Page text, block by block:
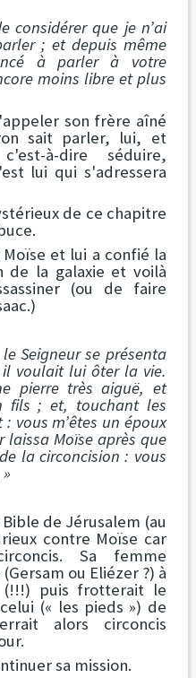
considérer que je n’ai
; et depuis même
à parler à votre
moins libre et plus
son frère aîné
sait parler, lui, et
à-dire séduire,
lui qui s'adressera
de ce chapitre
et lui a confié la
de la galaxie et voilà
(ou de faire
Seigneur se présenta
voulait lui ôter la vie.
pierre très aiguë, et
fils ; et, touchant les
vous m’êtes un époux
laissa Moïse après que
la circoncision : vous
de Jérusalem (au
contre Moïse car
Sa femme
ou Eliézer ?) à
(!!!) puis frotterait le
(« les pieds ») de
alors circoncis
sa mission.